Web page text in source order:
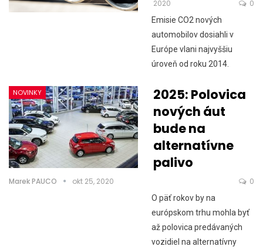
2020
0
Emisie CO2 nových
automobilov dosiahli v
Európe vlani najvyššiu
úroveň od roku 2014.
NOVINKY
2025: Polovica
nových áut
bude na
alternatívne
palivo
Marek PAUCO okt 25, 2020 0
O päť rokov by na
európskom trhu mohla byť
až polovica predávaných
vozidiel na alternatívny